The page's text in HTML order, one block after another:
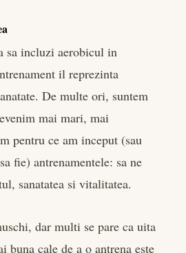
sa incluzi aerobicul in
il reprezinta
De multe ori, suntem
mai mari, mai
pentru ce am inceput (sau
fie) antrenamentele: sa ne
sanatatea si vitalitatea.
dar multi se pare ca uita
buna cale de a o antrena este